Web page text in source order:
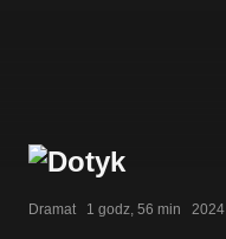
Dramat   1 godz, 56 min   2024